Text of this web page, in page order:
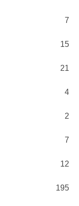
7
15
21
4
2
7
12
195